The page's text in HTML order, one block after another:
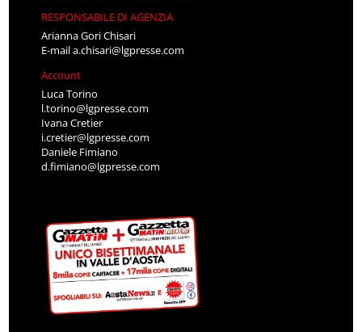
RESPONSABILE DI AGENZIA
Arianna Gori Chisari
E-maila.chisari@lgpresse.com
Account
Luca Torino
l.torino@lgpresse.com
Ivana Cretier
i.cretier@lgpresse.com
Daniele Fimiano
d.fimiano@lgpresse.com